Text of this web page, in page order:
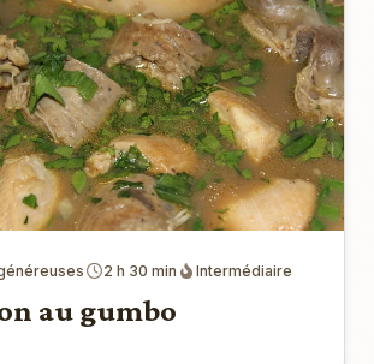
2 h 30 min Intermédiaire
au gumbo